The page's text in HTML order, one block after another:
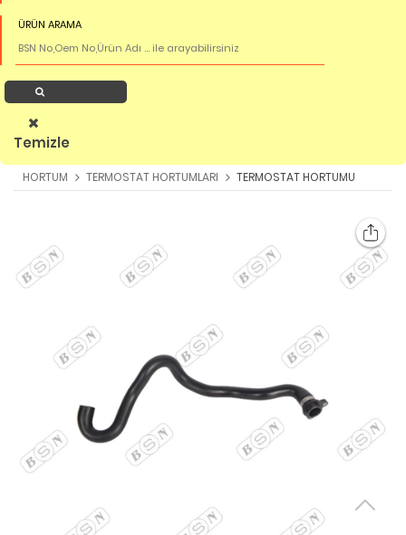
ÜRÜN ARAMA
Ürün Ara
Temizle
HORTUM TERMOSTAT HORTUMLARI TERMOSTAT HORTUMU